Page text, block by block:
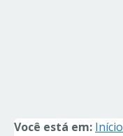
Você está em: Início